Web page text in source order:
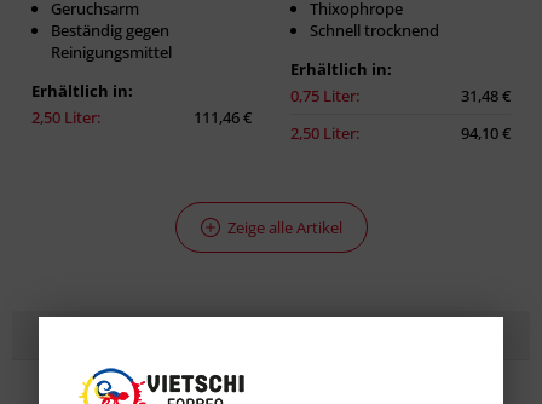
Geruchsarm
Beständig gegen
Reinigungsmittel
Erhältlich in:
2,50 Liter:
111,46 €
Thixophrope
Schnell trocknend
Erhältlich in:
0,75 Liter:
31,48 €
2,50 Liter:
94,10 €
Zeige alle Artikel